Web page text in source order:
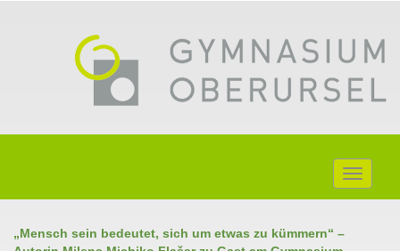
Toggle
„Mensch sein bedeutet, sich um etwas zu kümmern“ –